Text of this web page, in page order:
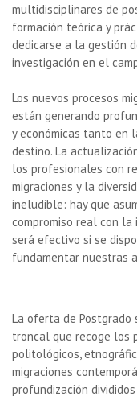
multidisciplinares de
formación teórica y
dedicarse a la gestión
investigación en el
Los nuevos procesos
están generando
y económicas tanto en
destino. La
los profesionales con
migraciones y la
ineludible: hay que
compromiso real con
será efectivo si se
fundamentar nuestras
La oferta de
troncal que recoge los
politológicos,
migraciones
profundización